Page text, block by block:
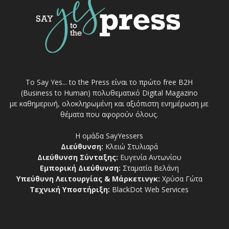
Το Say Yes... to the Press είναι το πρώτο free Β2Η
(Business to Human) πολυθεματικό Digital Magazino
με καθημερινή, ολοκληρωμένη και αξιόπιστη ενημέρωση με
θέματα που αφορούν όλους.
Η ομάδα SayYessers
Διεύθυνση: Κλειώ Στυλιαρά
Διεύθυνση Σύνταξης: Ευγενία Αντωνίου
Εμπορική Διεύθυνση: Σταματία Βελάνη
Υπεύθυνη Λειτουργίας & Μάρκετινγκ: Χρύσα Γώτα
Τεχνική Υποστήριξη: BlackDot Web Services